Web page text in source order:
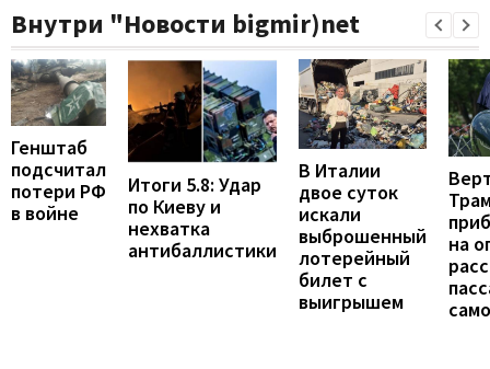
Внутри "Новости bigmir)net
Генштаб
подсчитал
потери РФ
в войне
Итоги 5.8: Удар
по Киеву и
нехватка
антибаллистики
В Италии
двое суток
искали
выброшенный
лотерейный
билет с
выигрышем
на